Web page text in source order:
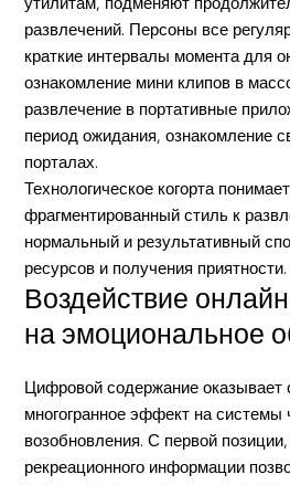
утилитам, подменяют
развлечений. Персоны все
краткие интервалы момента для
ознакомление мини клипов в
развлечение в портативные
период ожидания, ознакомление
порталах.
Технологическое когорта
фрагментированный стиль к
нормальный и результативный
ресурсов и получения приятности.
Воздействие
на эмоциональное
Цифровой содержание оказывает
многогранное эффект на системы
возобновления. С первой позиции,
рекреационного информации